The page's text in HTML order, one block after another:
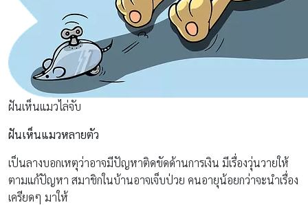
ฝันเห็นแมวไล่จับ
ฝันเห็นแมวหลายตัว
เป็นลางบอกเหตุว่าอาจมีปัญหาติดขัดด้านการเงิน มีเรื่องวุ่นวายให้
ตามแก้ปัญหา สมาชิกในบ้านอาจเจ็บป่วย คนอายุน้อยกว่าจะนำเรื่อง
เครียดๆ มาให้